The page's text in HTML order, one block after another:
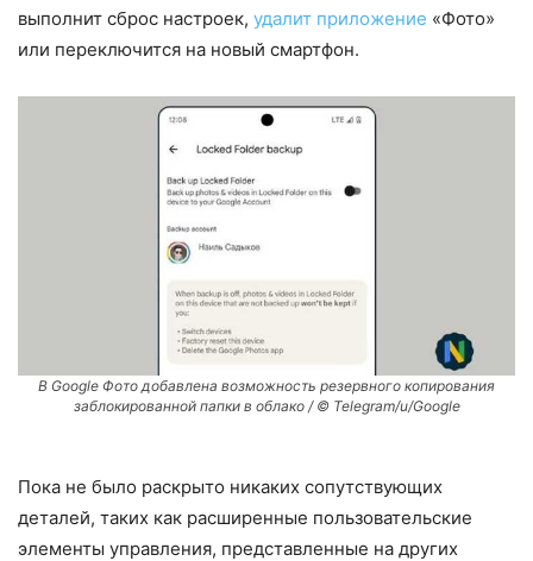
выполнит сброс настроек, удалит приложение «Фото»
или переключится на новый смартфон.
В Google Фото добавлена ​​возможность резервного копирования
заблокированной папки в облако / © Telegram/u/Google
Пока не было раскрыто никаких сопутствующих
деталей, таких как расширенные пользовательские
элементы управления, представленные на других